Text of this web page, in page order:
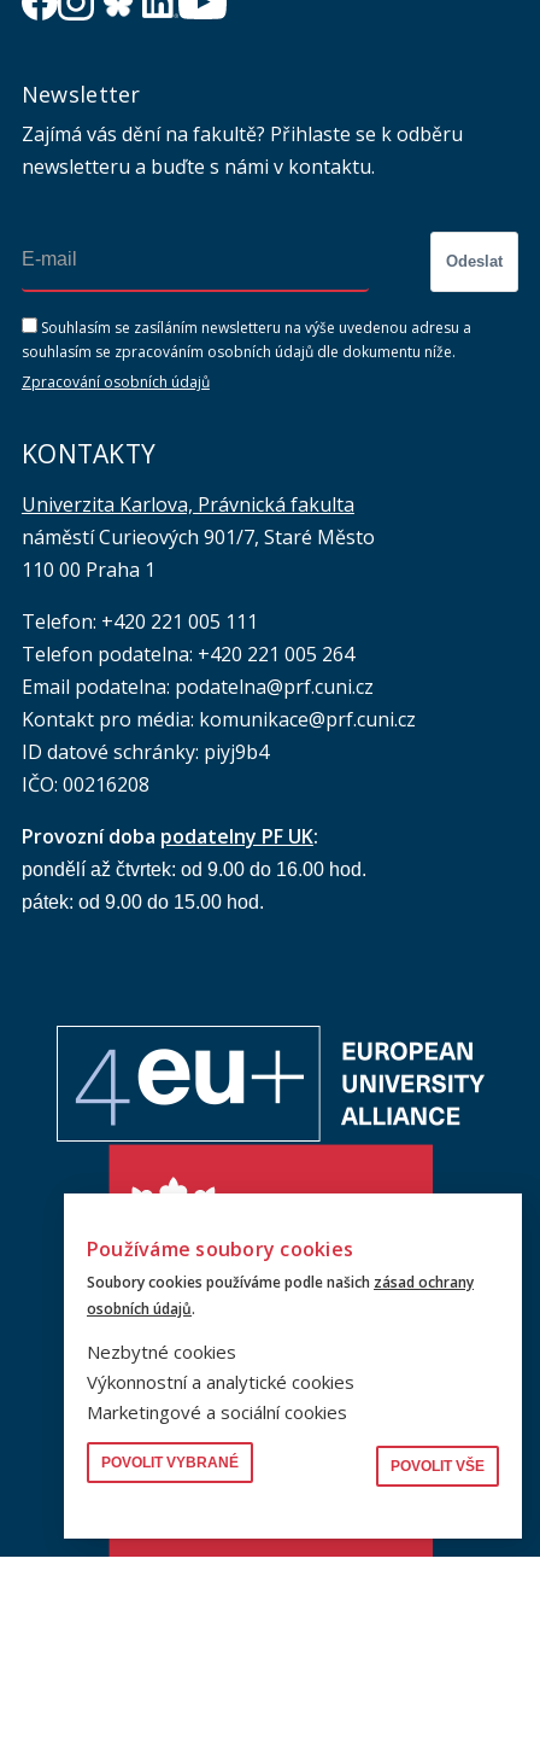
Newsletter
Zajímá vás dění na fakultě? Přihlaste se k odběru
newsletteru a buďte s námi v kontaktu.
Odeslat
Souhlasím se zasíláním newsletteru na výše uvedenou adresu a
souhlasím se zpracováním osobních údajů dle dokumentu níže.
Zpracování osobních údajů
KONTAKTY
Univerzita Karlova, Právnická fakulta
náměstí Curieových 901/7, Staré Město
110 00 Praha 1
Telefon: +420 221 005 111
Telefon podatelna: +420 221 005 264
Email podatelna: podatelna@prf.cuni.cz
Kontakt pro média: komunikace@prf.cuni.cz
ID datové schránky: piyj9b4
IČO: 00216208
Provozní doba podatelny PF UK:
pondělí až čtvrtek: od 9.00 do 16.00 hod.
pátek: od 9.00 do 15.00 hod.
Používáme soubory cookies
Soubory cookies používáme podle našich zásad ochrany
osobních údajů.
Nezbytné cookies
Výkonnostní a analytické cookies
Marketingové a sociální cookies
POVOLIT VYBRANÉ POVOLIT VŠE